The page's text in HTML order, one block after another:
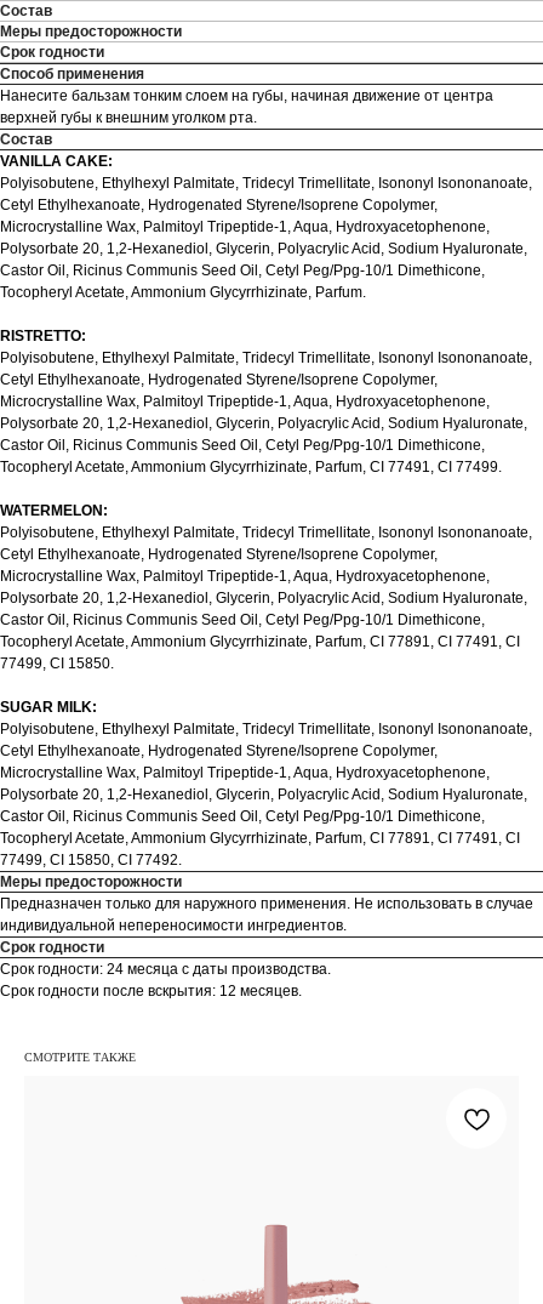
Состав
Меры предосторожности
Срок годности
Способ применения
Нанесите бальзам тонким слоем на губы, начиная движение от центра
верхней губы к внешним уголком рта.
Состав
VANILLA CAKE:
Polyisobutene, Ethylhexyl Palmitate, Tridecyl Trimellitate, Isononyl Isononanoate,
Cetyl Ethylhexanoate, Hydrogenated Styrene/Isoprene Copolymer,
Microcrystalline Wax, Palmitoyl Tripeptide-1, Aqua, Hydroxyacetophenone,
Polysorbate 20, 1,2-Hexanediol, Glycerin, Polyacrylic Acid, Sodium Hyaluronate,
Castor Oil, Ricinus Communis Seed Oil, Cetyl Peg/Ppg-10/1 Dimethicone,
Tocopheryl Acetate, Ammonium Glycyrrhizinate, Parfum.
RISTRETTO:
Polyisobutene, Ethylhexyl Palmitate, Tridecyl Trimellitate, Isononyl Isononanoate,
Cetyl Ethylhexanoate, Hydrogenated Styrene/Isoprene Copolymer,
Microcrystalline Wax, Palmitoyl Tripeptide-1, Aqua, Hydroxyacetophenone,
Polysorbate 20, 1,2-Hexanediol, Glycerin, Polyacrylic Acid, Sodium Hyaluronate,
Castor Oil, Ricinus Communis Seed Oil, Cetyl Peg/Ppg-10/1 Dimethicone,
Tocopheryl Acetate, Ammonium Glycyrrhizinate, Parfum, CI 77491, CI 77499.
WATERMELON:
Polyisobutene, Ethylhexyl Palmitate, Tridecyl Trimellitate, Isononyl Isononanoate,
Cetyl Ethylhexanoate, Hydrogenated Styrene/Isoprene Copolymer,
Microcrystalline Wax, Palmitoyl Tripeptide-1, Aqua, Hydroxyacetophenone,
Polysorbate 20, 1,2-Hexanediol, Glycerin, Polyacrylic Acid, Sodium Hyaluronate,
Castor Oil, Ricinus Communis Seed Oil, Cetyl Peg/Ppg-10/1 Dimethicone,
Tocopheryl Acetate, Ammonium Glycyrrhizinate, Parfum, CI 77891, CI 77491, CI
77499, CI 15850.
SUGAR MILK:
Polyisobutene, Ethylhexyl Palmitate, Tridecyl Trimellitate, Isononyl Isononanoate,
Cetyl Ethylhexanoate, Hydrogenated Styrene/Isoprene Copolymer,
Microcrystalline Wax, Palmitoyl Tripeptide-1, Aqua, Hydroxyacetophenone,
Polysorbate 20, 1,2-Hexanediol, Glycerin, Polyacrylic Acid, Sodium Hyaluronate,
Castor Oil, Ricinus Communis Seed Oil, Cetyl Peg/Ppg-10/1 Dimethicone,
Tocopheryl Acetate, Ammonium Glycyrrhizinate, Parfum, CI 77891, CI 77491, CI
77499, CI 15850, CI 77492.
Меры предосторожности
Предназначен только для наружного применения. Не использовать в случае
индивидуальной непереносимости ингредиентов.
Срок годности
Срок годности: 24 месяца с даты производства.
Срок годности после вскрытия: 12 месяцев.
СМОТРИТЕ ТАКЖЕ